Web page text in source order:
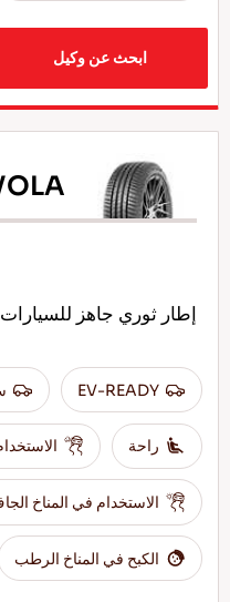
ابحث عن وكيل
إطار ثوري جاهز للسيارات
EV-READY
راحة
الاستخدام في المناخ
الكبح في المناخ الرطب